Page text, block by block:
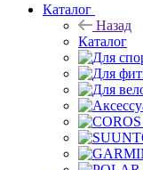
Каталог
Назад
Каталог